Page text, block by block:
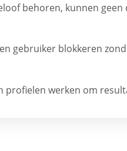
behoren, kunnen
gebruiker blokkeren
profielen werken om